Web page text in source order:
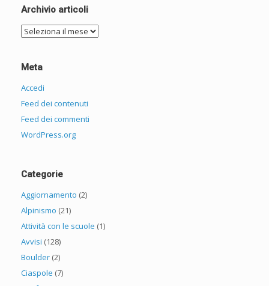
Archivio articoli
Archivio
articoli
Meta
Accedi
Feed dei contenuti
Feed dei commenti
WordPress.org
Categorie
Aggiornamento (2)
Alpinismo (21)
Attività con le scuole (1)
Avvisi (128)
Boulder (2)
Ciaspole (7)